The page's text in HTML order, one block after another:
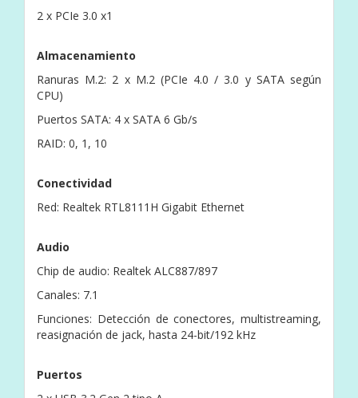
2 x PCIe 3.0 x1
Almacenamiento
Ranuras M.2: 2 x M.2 (PCIe 4.0 / 3.0 y SATA según
CPU)
Puertos SATA: 4 x SATA 6 Gb/s
RAID: 0, 1, 10
Conectividad
Red: Realtek RTL8111H Gigabit Ethernet
Audio
Chip de audio: Realtek ALC887/897
Canales: 7.1
Funciones: Detección de conectores, multistreaming,
reasignación de jack, hasta 24-bit/192 kHz
Puertos